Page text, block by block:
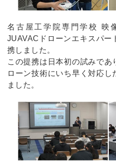
名古屋工学院専門学校 映
JUAVACドローンエキスパー
携しました。
この提携は日本初の試みであ
ローン技術にいち早く対応し
ました。